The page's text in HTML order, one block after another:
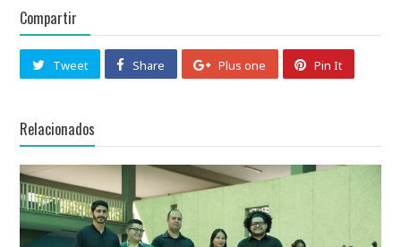
Compartir
Tweet Share Plus one Pin It
Relacionados